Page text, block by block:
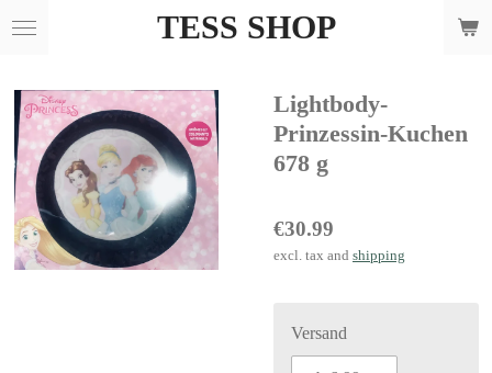
Skip
content
TESS SHOP
Lightbody-
Prinzessin-Kuchen
678 g
€30.99
excl. tax and shipping
Versand